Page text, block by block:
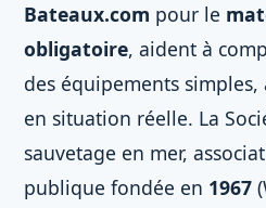
Bateaux.com pour le
obligatoire, aident à
des équipements simples,
en situation réelle. La
sauvetage en mer,
publique fondée en 1967